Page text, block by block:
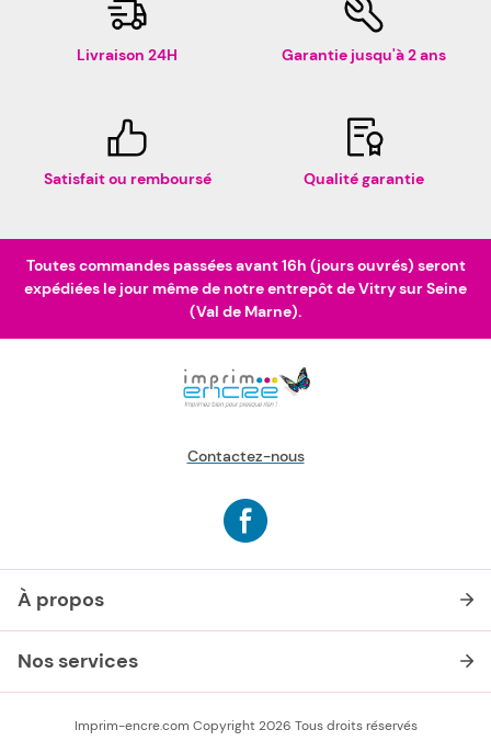
Livraison 24H Garantie jusqu'à 2 ans
Satisfait ou remboursé Qualité garantie
Toutes commandes passées avant 16h (jours ouvrés) seront
expédiées le jour même de notre entrepôt de Vitry sur Seine
(Val de Marne).
Contactez-nous
À propos
Nos services
Imprim-encre.com Copyright 2026 Tous droits réservés